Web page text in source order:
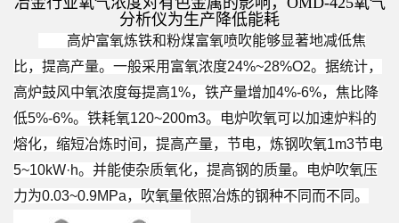
分析仪为生产降低能耗
高炉富氧炼铁和粉煤富氧喷吹能够显著地减低焦
比，提高产量。一般采用富氧浓度24%~28%O2。据统计，
高炉鼓风中氧浓度每提高1%，铁产量增加4%-6%，焦比降
低5%-6%。铁耗氧120~200m3。
电炉吹氧可以加速炉料的
熔化，缩短冶炼时间，提高产量，节电，炼钢吹氧1m3节电
5~10kW·h。并能使杂质氧化，提高钢的质量。电炉吹氧压
力为0.03~0.9MPa，吹氧量依照冶炼的钢种不同而不同。